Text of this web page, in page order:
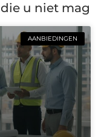
die u niet mag
AANBIEDINGEN